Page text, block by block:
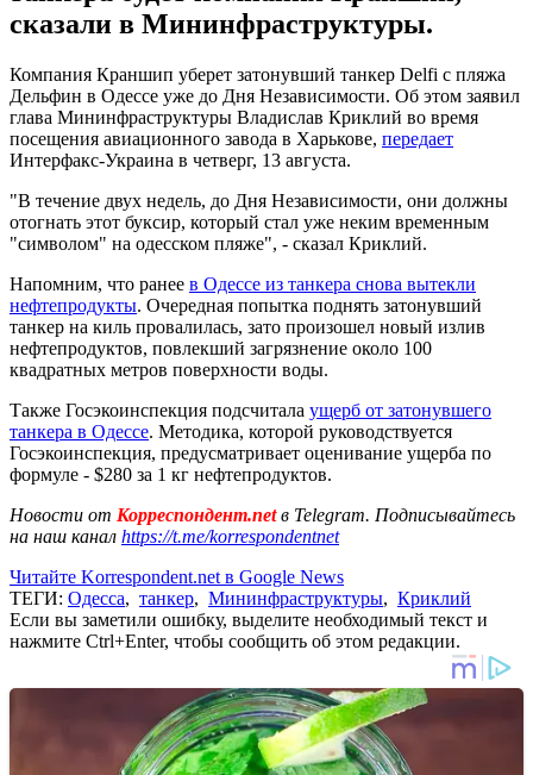
сказали в Мининфраструктуры.
Компания Краншип уберет затонувший танкер Delfi с пляжа
Дельфин в Одессе уже до Дня Независимости. Об этом заявил
глава Мининфраструктуры Владислав Криклий во время
посещения авиационного завода в Харькове, передает
Интерфакс-Украина в четверг, 13 августа.
"В течение двух недель, до Дня Независимости, они должны
отогнать этот буксир, который стал уже неким временным
"символом" на одесском пляже", - сказал Криклий.
Напомним, что ранее в Одессе из танкера снова вытекли
нефтепродукты. Очередная попытка поднять затонувший
танкер на киль провалилась, зато произошел новый излив
нефтепродуктов, повлекший загрязнение около 100
квадратных метров поверхности воды.
Также Госэкоинспекция подсчитала ущерб от затонувшего
танкера в Одессе. Методика, которой руководствуется
Госэкоинспекция, предусматривает оценивание ущерба по
формуле - $280 за 1 кг нефтепродуктов.
Новости от Корреспондент.netв Telegram. Подписывайтесь
на наш канал https://t.me/korrespondentnet
Читайте Korrespondent.net в Google News
ТЕГИ: Одесса, танкер, Мининфраструктуры, Криклий
Если вы заметили ошибку, выделите необходимый текст и
нажмите Ctrl+Enter, чтобы сообщить об этом редакции.